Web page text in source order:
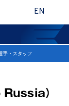
EN
手・スタッフ